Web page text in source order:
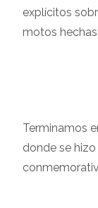
explícitos
motos
Terminamos
donde se